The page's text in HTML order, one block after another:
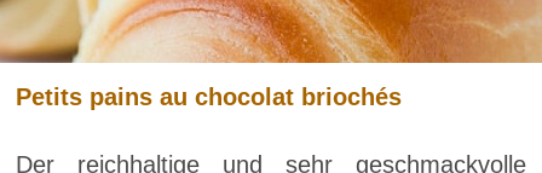
Petits pains au chocolat briochés
Der reichhaltige und sehr geschmackvolle